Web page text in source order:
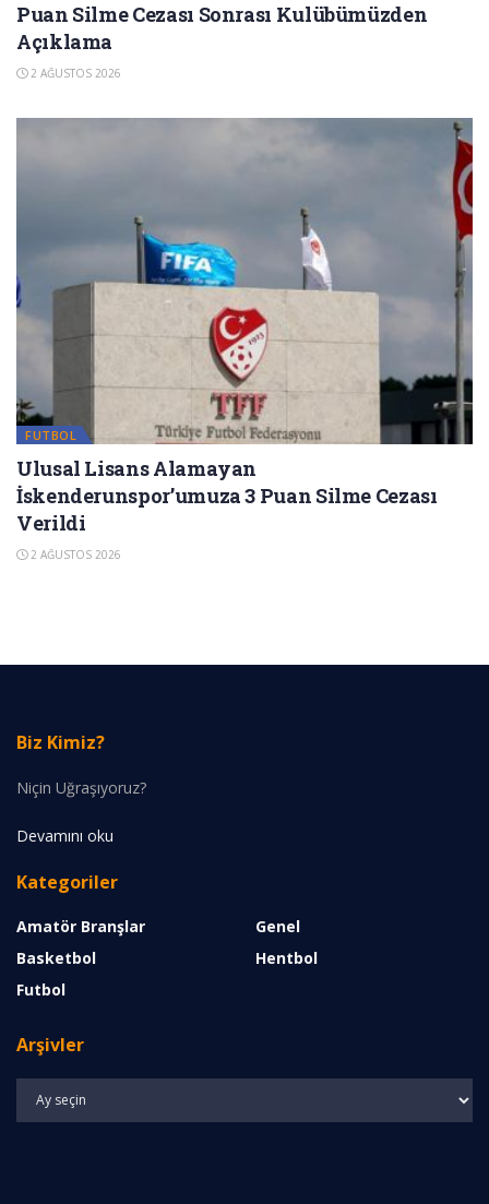
Puan Silme Cezası Sonrası Kulübümüzden
Açıklama
2 AĞUSTOS 2026
FUTBOL
Ulusal Lisans Alamayan
İskenderunspor’umuza 3 Puan Silme Cezası
Verildi
2 AĞUSTOS 2026
Biz Kimiz?
Niçin Uğraşıyoruz?
Devamını oku
Kategoriler
Amatör Branşlar
Basketbol
Futbol
Genel
Hentbol
Arşivler